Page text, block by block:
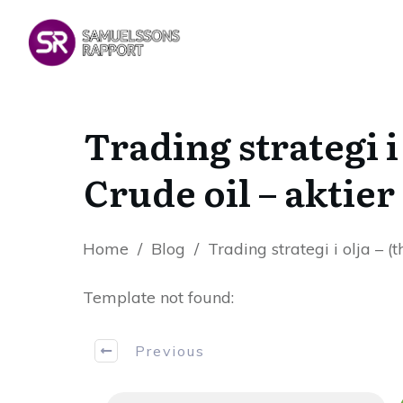
Trading strategi
Crude oil –
Home / Blog / Trading strategi i olja –
Template not found:
Previous